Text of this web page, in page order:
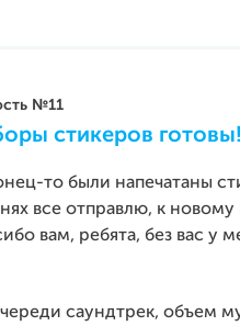
№11
стикеров готовы!
то были напечатаны
все отправлю, к
вам, ребята, без вас у
саундтрек, объем